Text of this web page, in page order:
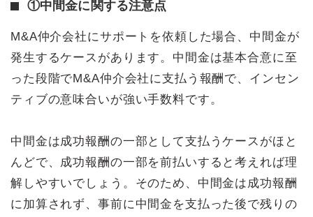
①中間金に関する注意点
M&A仲介会社にサポートを依頼した場合、中間金が
発生するケースがあります。中間金は基本合意に至
った段階でM&A仲介会社に支払う報酬で、インセン
ティブの意味合いが強い手数料です。
中間金は成功報酬の一部として支払うケースがほと
んどで、成功報酬の一部を前払いすると考えれば理
解しやすいでしょう。そのため、中間金は成功報酬
に加算されず、事前に中間金を支払った後で残りの